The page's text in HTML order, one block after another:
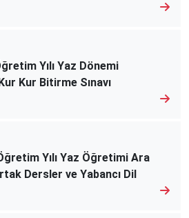
Yılı Yaz Dönemi
Kur Kur Bitirme Sınavı
Yılı Yaz Öğretimi Ara
Dersler ve Yabancı Dil